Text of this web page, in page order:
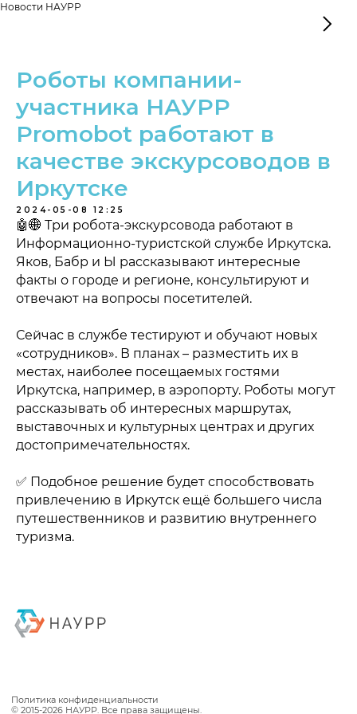
Новости НАУРР
Роботы компании-
участника НАУРР
Promobot работают в
качестве экскурсоводов в
Иркутске
2024-05-08 12:25
🤖🌐 Три робота-экскурсовода работают в
Информационно-туристской службе Иркутска.
Яков, Бабр и Ы рассказывают интересные
факты о городе и регионе, консультируют и
отвечают на вопросы посетителей.
Сейчас в службе тестируют и обучают новых
«сотрудников». В планах – разместить их в
местах, наиболее посещаемых гостями
Иркутска, например, в аэропорту. Роботы могут
рассказывать об интересных маршрутах,
выставочных и культурных центрах и других
достопримечательностях.
✅ Подобное решение будет способствовать
привлечению в Иркутск ещё большего числа
путешественников и развитию внутреннего
туризма.
Политика конфиденциальности
© 2015-2026 НАУРР. Все права защищены.
При использовании материалов ссылка на ROBOTUNION.RU —
обязательна